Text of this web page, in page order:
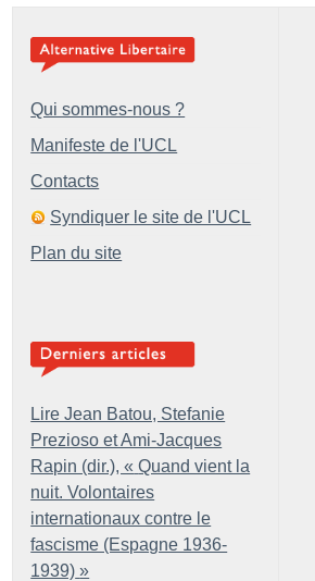
Qui sommes-nous ?
Manifeste de l'UCL
Contacts
Syndiquer le site de l'UCL
Plan du site
Lire Jean Batou, Stefanie
Prezioso et Ami-Jacques
Rapin (dir.), « Quand vient la
nuit. Volontaires
internationaux contre le
fascisme (Espagne 1936-
1939) »